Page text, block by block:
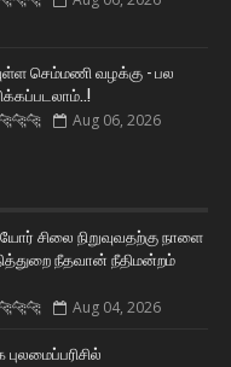
செம்மணி வழக்கு - பல
Aug 06, 2026
சிலை நிறுவுவதற்கு நாளை
நீதவான் நீதிமன்றம்
Aug 04, 2026